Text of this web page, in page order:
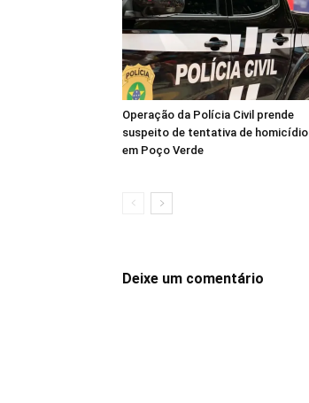
Operação da Polícia Civil prende
suspeito de tentativa de homicídio
em Poço Verde
Deixe um comentário